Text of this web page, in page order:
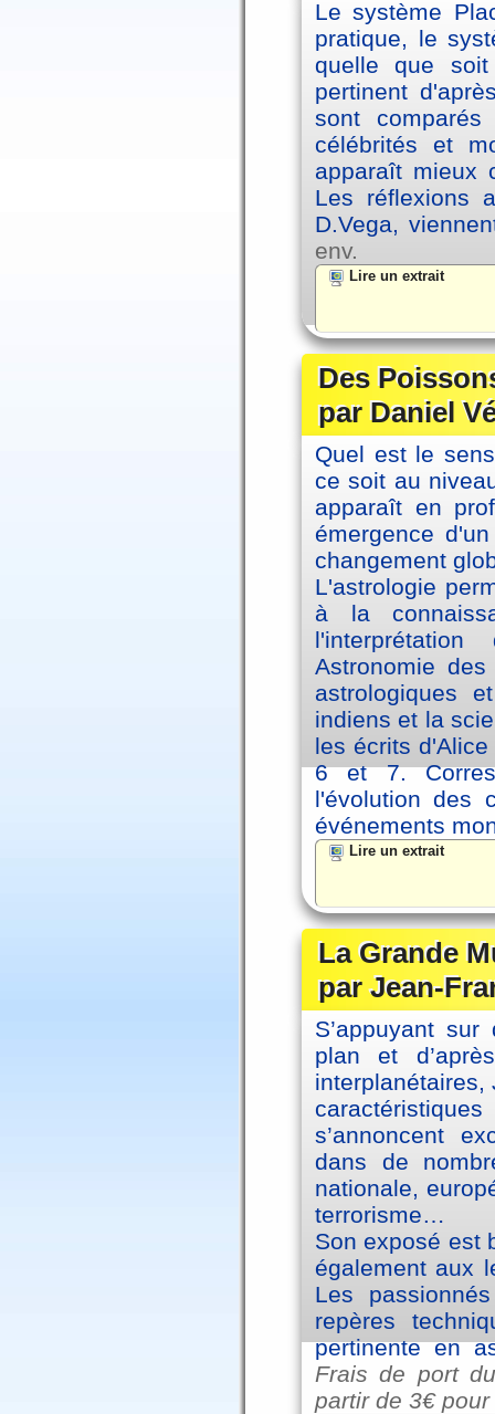
Le système
pratique, le
quelle que
pertinent
sont
célébrités et
apparaît mieux
Les réflexions
D.Vega,
env.
Lire un extrait
Des
par Daniel
Quel est le
ce soit au
apparaît en
émergence
changement
L'astrologie
à la
Astronomie
astrologiques
indiens et la
les écrits
6 et 7.
l'évolution des
événements
Lire un extrait
La Grande
par Jean-
S’appuyant
plan et
interplanétaires,
s’annoncent
dans de
nationale,
terrorisme…
Son exposé est
également aux
Les
repères
pertinente en
Frais de port
partir de 3€